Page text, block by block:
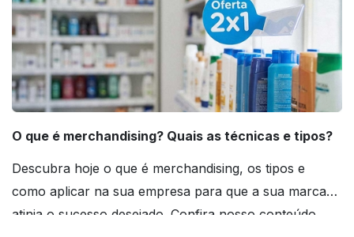
O que é merchandising? Quais as técnicas e tipos?
Descubra hoje o que é merchandising, os tipos e
como aplicar na sua empresa para que a sua marca
atinja o sucesso desejado. Confira nosso conteúdo